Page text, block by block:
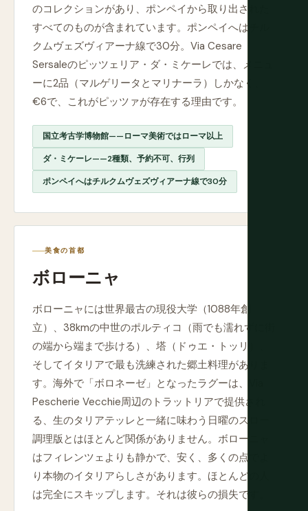
のコレクションがあり、ポンペイから取り出された
すべてのものが含まれています。ポンペイへはチル
クムヴェズヴィアーナ線で30分。Via Cesare
Sersaleのピッツェリア・ダ・ミケーレでは、メニュ
ーに2品（マルゲリータとマリナーラ）しかなく、
€6で、これがピッツァが存在する理由です。
国立考古学博物館——ローマ美術ではローマ以上
ダ・ミケーレ——2種類、予約不可、行列
ポンペイへはチルクムヴェズヴィアーナ線で30分
美食の首都
ボローニャ
ボローニャには世界最古の現役大学（1088年創
立）、38kmの中世のポルティコ（雨でも濡れずに街
の端から端まで歩ける）、塔（ドゥエ・トッリ）、
そしてイタリアで最も洗練された郷土料理がありま
す。海外で「ボロネーゼ」となったラグーは、Via
Pescherie Vecchie周辺のトラットリアで提供され
る、生のタリアテッレと一緒に味わう日曜のスロー
調理版とはほとんど関係がありません。ボローニャ
はフィレンツェよりも静かで、安く、多くの点でよ
り本物のイタリアらしさがあります。ほとんどの人
は完全にスキップします。それは彼らの損失です。